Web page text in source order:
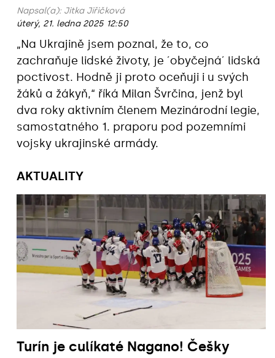
Napsal(a): Jitka Jiřičková
úterý, 21. ledna 2025 12:50
„Na Ukrajině jsem poznal, že to, co
zachraňuje lidské životy, je ´obyčejná´ lidská
poctivost. Hodně ji proto oceňuji i u svých
žáků a žákyň,“ říká Milan Švrčina, jenž byl
dva roky aktivním členem Mezinárodní legie,
samostatného 1. praporu pod pozemními
vojsky ukrajinské armády.
AKTUALITY
Turín je culíkaté Nagano! Češky